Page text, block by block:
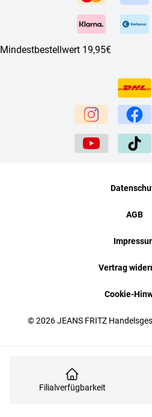
Filialverfügbarkeit
Mindestbestellwert 19,95€
© 2026 JEANS FRITZ
AGB
Vertrag
Cookie-